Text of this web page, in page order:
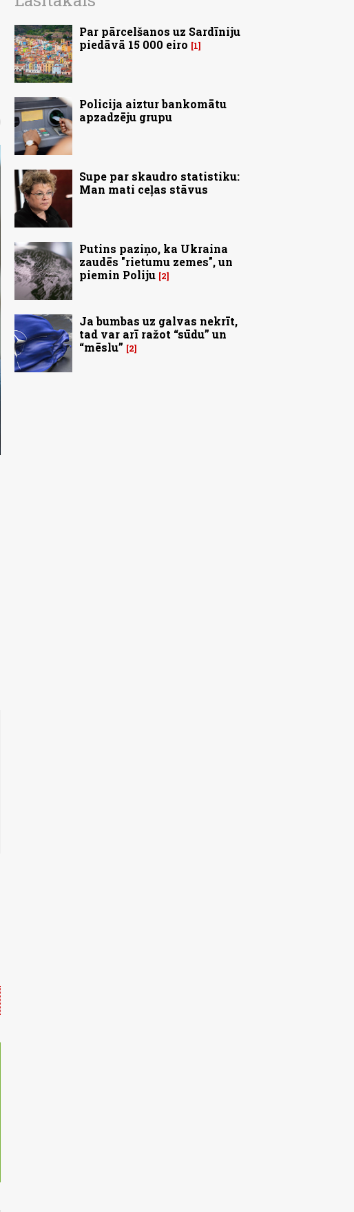
Par pārcelšanos uz Sardīniju
piedāvā 15 000 eiro
1
Policija aiztur bankomātu
apzadzēju grupu
Supe par skaudro statistiku:
Man mati ceļas stāvus
Putins paziņo, ka Ukraina
zaudēs "rietumu zemes", un
piemin Poliju 2
Ja bumbas uz galvas nekrīt,
tad var arī ražot “sūdu” un
“mēslu”
2